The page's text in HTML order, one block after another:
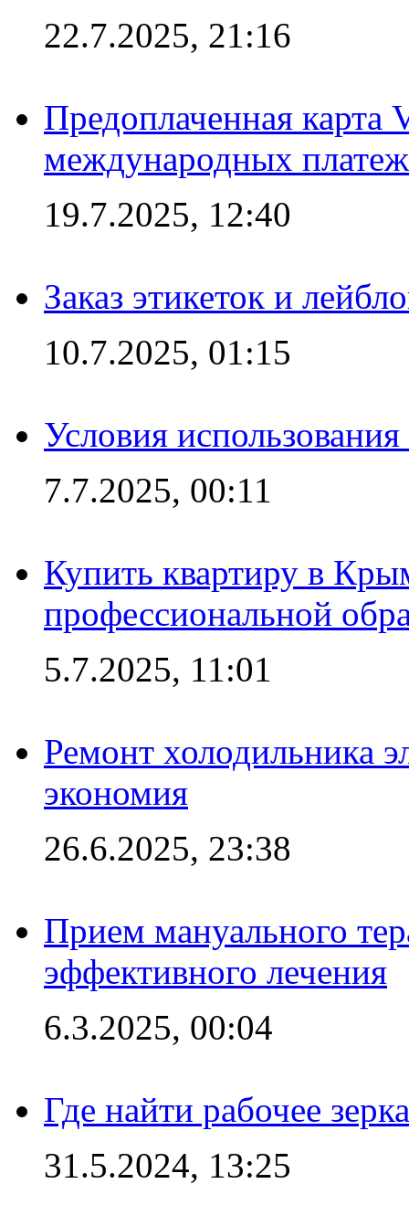
22.7.2025, 21:16
Предоплаченная карта
международных
19.7.2025, 12:40
Заказ этикеток и
10.7.2025, 01:15
Условия
7.7.2025, 00:11
Купить квартиру в
профессиональной
5.7.2025, 11:01
Ремонт холодильника
экономия
26.6.2025, 23:38
Прием мануального
эффективного лечения
6.3.2025, 00:04
Где найти рабочее
31.5.2024, 13:25